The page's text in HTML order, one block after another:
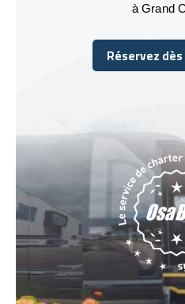
à Grand
Réservez
Réservez